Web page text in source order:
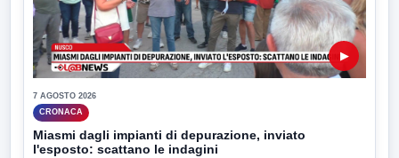
▶
7 AGOSTO 2026
CRONACA
Miasmi dagli impianti di depurazione, inviato
l'esposto: scattano le indagini